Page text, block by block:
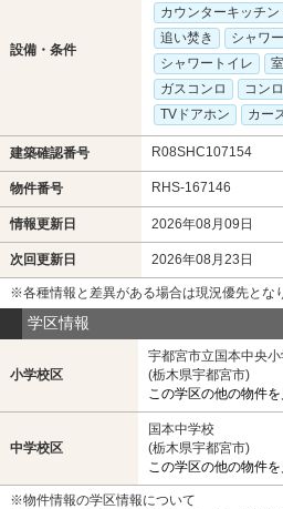
設備・条件
カウンターキッチン
追い焚き
シャワー
シャワートイレ
ガスコンロ
コン
TVドアホン
カー
建築確認番号 R08SHC107154
物件番号 RHS-167146
情報更新日 2026年08月09日
次回更新日 2026年08月23日
※各種情報と差異がある場合は現況優先とな
学区情報
小学校区
宇都宮市立国本中央
(栃木県宇都宮市)
この学区の他の物件を
中学校区
国本中学校
(栃木県宇都宮市)
この学区の他の物件を
※物件情報の学区情報について